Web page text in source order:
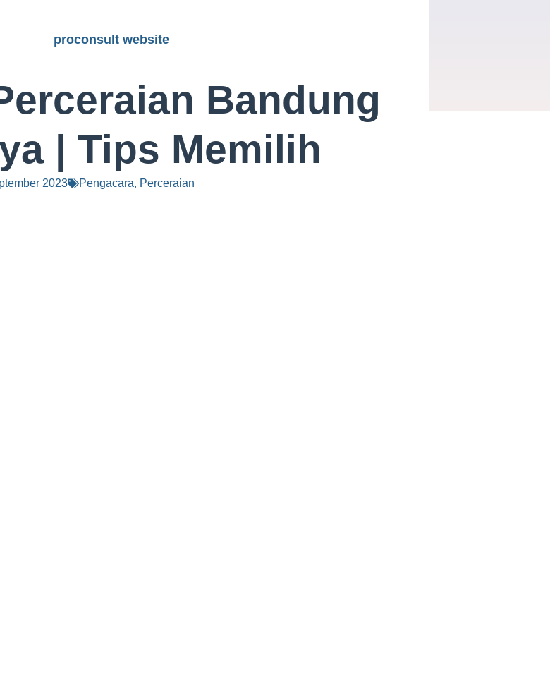
proconsult website
Bandung
| Tips Memilih
2023 Pengacara, Perceraian